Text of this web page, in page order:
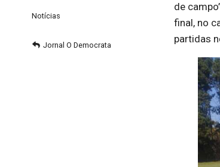
Notícias
Jornal O Democrata
de
final, no
partidas